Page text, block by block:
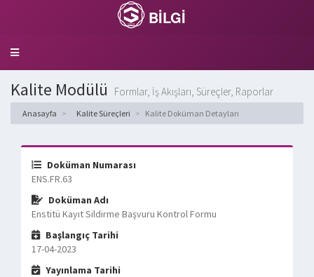
BİLGİ
Toggle
Kalite Modülü Formlar, İş Akışları, Süreçler, Raporlar
Anasayfa Kalite Süreçleri Kalite Doküman Detayları
Doküman Numarası
ENS.FR.63
Doküman Adı
Enstitü Kayıt Sildirme Başvuru Kontrol Formu
Başlangıç Tarihi
17-04-2023
Yayınlama Tarihi